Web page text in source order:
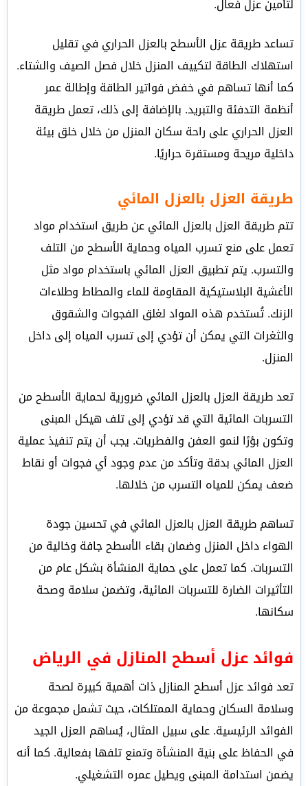
لتأمين عزل فعال.
تساعد طريقة عزل الأسطح بالعزل الحراري في تقليل
استهلاك الطاقة لتكييف المنزل خلال فصل الصيف والشتاء.
كما أنها تساهم في خفض فواتير الطاقة وإطالة عمر
أنظمة التدفئة والتبريد. بالإضافة إلى ذلك، تعمل طريقة
العزل الحراري على راحة سكان المنزل من خلال خلق بيئة
داخلية مريحة ومستقرة حراريًا.
طريقة العزل بالعزل المائي
تتم طريقة العزل بالعزل المائي عن طريق استخدام مواد
تعمل على منع تسرب المياه وحماية الأسطح من التلف
والتسرب. يتم تطبيق العزل المائي باستخدام مواد مثل
الأغشية البلاستيكية المقاومة للماء والمطاط وطلاءات
الزنك. تُستخدم هذه المواد لغلق الفجوات والشقوق
والثغرات التي يمكن أن تؤدي إلى تسرب المياه إلى داخل
المنزل.
تعد طريقة العزل بالعزل المائي ضرورية لحماية الأسطح من
التسربات المائية التي قد تؤدي إلى تلف هيكل المبنى
وتكون بؤرًا لنمو العفن والفطريات. يجب أن يتم تنفيذ عملية
العزل المائي بدقة وتأكد من عدم وجود أي فجوات أو نقاط
ضعف يمكن للمياه التسرب من خلالها.
تساهم طريقة العزل بالعزل المائي في تحسين جودة
الهواء داخل المنزل وضمان بقاء الأسطح جافة وخالية من
التسربات. كما تعمل على حماية المنشأة بشكل عام من
التأثيرات الضارة للتسربات المائية، وتضمن سلامة وصحة
سكانها.
فوائد عزل أسطح المنازل في الرياض
تعد فوائد عزل أسطح المنازل ذات أهمية كبيرة لصحة
وسلامة السكان وحماية الممتلكات، حيث تشمل مجموعة من
الفوائد الرئيسية. على سبيل المثال، يُساهم العزل الجيد
في الحفاظ على بنية المنشأة وتمنع تلفها بفعالية. كما أنه
يضمن استدامة المبنى ويطيل عمره التشغيلي.